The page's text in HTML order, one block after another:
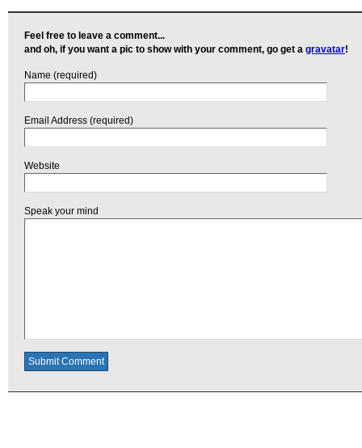
Feel free to leave a comment...
and oh, if you want a pic to show with your comment, go get a gravatar!
Name (required)
Email Address (required)
Website
Speak your mind